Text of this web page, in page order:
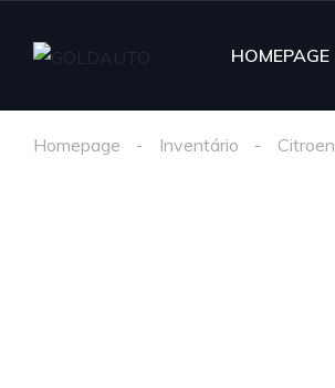
HOMEPAGE
Homepage Inventário Citroen